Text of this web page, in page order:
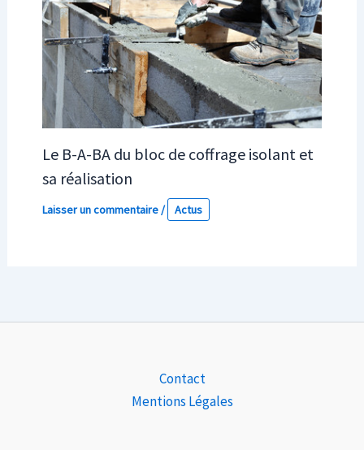
Le B-A-BA du bloc de coffrage isolant et
sa réalisation
Laisser un commentaire/ Actus
Contact
Mentions Légales